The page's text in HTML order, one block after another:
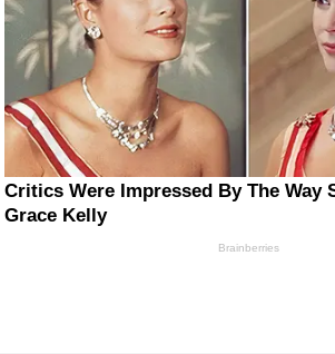
Critics Were Impressed By The Way
Grace Kelly
Brainberries